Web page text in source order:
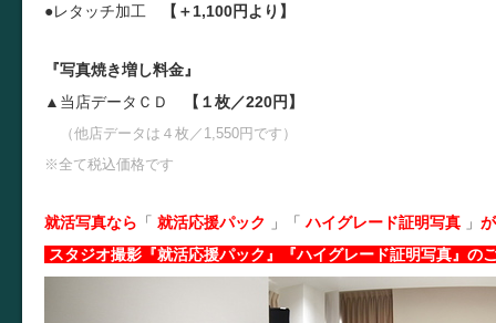
●レタッチ加工
【＋1,100円より】
『写真焼き増し料金』
▲当店データＣＤ
【１枚／220円】
（他店データは４枚／1,550円です）
※全て税込価格です
就活写真なら 「 就活応援パック 」 「ハイグレード証明写真 」
スタジオ撮影『就活応援パック』『ハイグレード証明写真』の